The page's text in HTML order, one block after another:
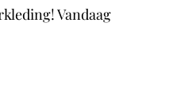
Vandaag